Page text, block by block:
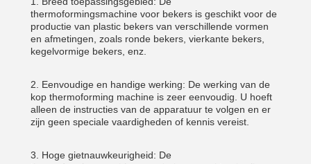
thermoformingsmachine voor bekers is geschikt voor de
productie van plastic bekers van verschillende vormen
en afmetingen, zoals ronde bekers, vierkante bekers,
kegelvormige bekers, enz.
2. Eenvoudige en handige werking: De werking van de
kop thermoforming machine is zeer eenvoudig. U hoeft
alleen de instructies van de apparatuur te volgen en er
zijn geen speciale vaardigheden of kennis vereist.
3. Hoge gietnauwkeurigheid: De